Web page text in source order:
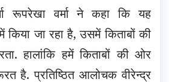
रूपरेखा वर्मा ने कहा कि यह
जा रहा है, उसमें किताबों की
हालांकि हमें किताबों की ओर
है. प्रतिष्ठित आलोचक वीरेन्द्र